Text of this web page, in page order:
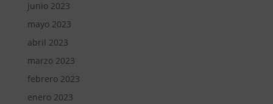
junio 2023
mayo 2023
abril 2023
marzo 2023
febrero 2023
enero 2023